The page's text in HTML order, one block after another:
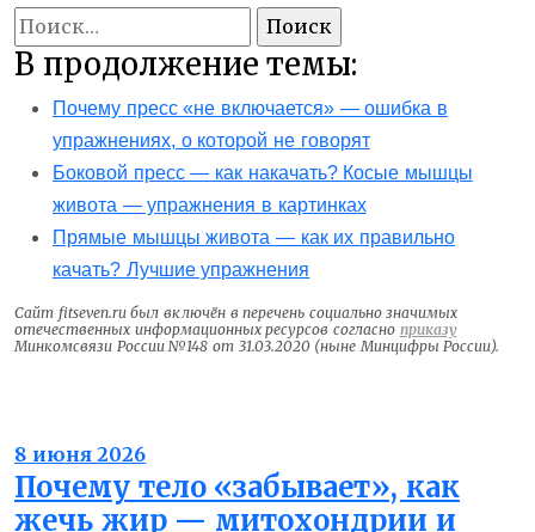
Найти:
В продолжение темы:
Почему пресс «не включается» — ошибка в
упражнениях, о которой не говорят
Боковой пресс — как накачать? Косые мышцы
живота — упражнения в картинках
Прямые мышцы живота — как их правильно
качать? Лучшие упражнения
Сайт fitseven.ru был включён в перечень социально значимых
отечественных информационных ресурсов согласно приказу
Минкомсвязи России №148 от 31.03.2020 (ныне Минцифры России).
8 июня 2026
Почему тело «забывает», как
жечь жир — митохондрии и